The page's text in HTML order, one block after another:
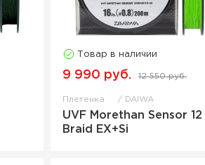
Товар в наличии
9 990 руб. 12 550 руб.
Плетенка DAIWA
UVF Morethan Sensor 12
Braid EX+Si